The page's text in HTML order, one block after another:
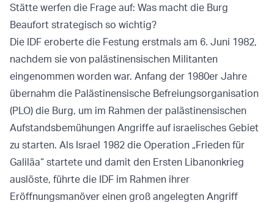
Stätte werfen die Frage auf: Was macht die Burg
Beaufort strategisch so wichtig?
Die IDF eroberte die Festung erstmals am 6. Juni 1982,
nachdem sie von palästinensischen Militanten
eingenommen worden war. Anfang der 1980er Jahre
übernahm die Palästinensische Befreiungsorganisation
(PLO) die Burg, um im Rahmen der palästinensischen
Aufstandsbemühungen Angriffe auf israelisches Gebiet
zu starten. Als Israel 1982 die Operation „Frieden für
Galiläa“ startete und damit den Ersten Libanonkrieg
auslöste, führte die IDF im Rahmen ihrer
Eröffnungsmanöver einen groß angelegten Angriff